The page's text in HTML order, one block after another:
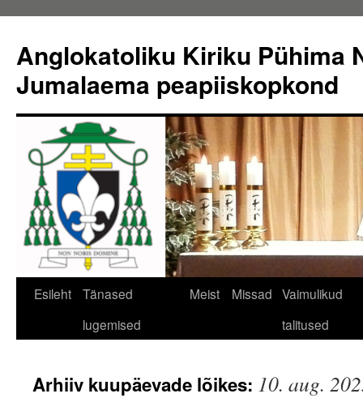
juurde
Anglokatoliku Kiriku Pühima
Jumalaema peapiiskopkond
Esileht
Tänased
lugemised
Meist Missad Vaimulikud
talitused
Arhiiv kuupäevade lõikes: 10. aug.